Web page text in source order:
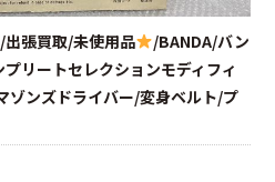
張買取/未使用品
/BANDA/バン
リートセレクションモディフィ
ゾンズドライバー/変身ベルト/プ